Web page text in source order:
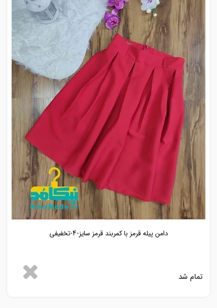
دامن پیله قرمز با کمربند قرمز سایز-4-تخفیفی
تمام شد